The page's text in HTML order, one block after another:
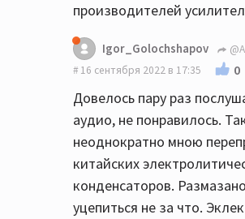
производителей
Igor_Golochshapov
16 сентября 2022 в 17:35
0
Довелось пару раз
аудио, не понравилось.
неоднократно мною
китайских
конденсаторов.
уцепиться не за что.